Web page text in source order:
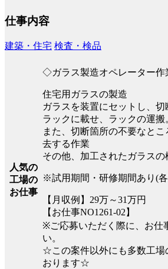
仕事内容
建築・住宅 検査・検品
人気の
工場の
お仕事
◇ガラス製造オペレーター
住宅用ガラスの製造
ガラスを装置にセットし、
ラックに載せ、ラックの運搬
また、切断箇所の不要なと
去する作業
その他、加工されたガラスの
※試用期間・研修期間あり(
【月収例】29万～31万円
【お仕事NO1261-02】
※ご応募いただく際に、お仕
い。
☆この案件以外にも多数工場
おります☆